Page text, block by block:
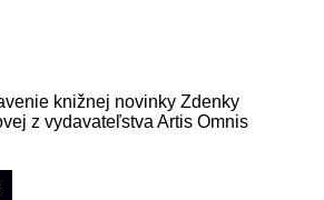
knižnej novinky Zdenky
z vydavateľstva Artis Omnis